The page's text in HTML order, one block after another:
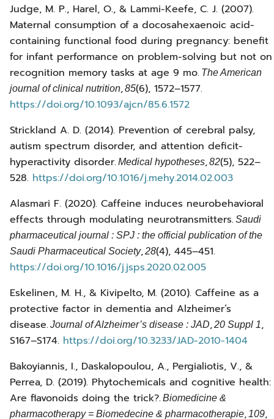
Judge, M. P., Harel, O., & Lammi-Keefe, C. J. (2007).
Maternal consumption of a docosahexaenoic acid-
containing functional food during pregnancy: benefit
for infant performance on problem-solving but not on
recognition memory tasks at age 9 mo. The American
journal of clinical nutrition,85(6), 1572–1577.
https://doi.org/10.1093/ajcn/85.6.1572
Strickland A. D. (2014). Prevention of cerebral palsy,
autism spectrum disorder, and attention deficit-
hyperactivity disorder.Medical hypotheses,82(5), 522–
528. https://doi.org/10.1016/j.mehy.2014.02.003
Alasmari F. (2020). Caffeine induces neurobehavioral
effects through modulating neurotransmitters.Saudi
pharmaceutical journal : SPJ : the official publication of the
Saudi Pharmaceutical Society,28(4), 445–451.
https://doi.org/10.1016/j.jsps.2020.02.005
Eskelinen, M. H., & Kivipelto, M. (2010). Caffeine as a
protective factor in dementia and Alzheimer’s
disease.Journal of Alzheimer’s disease : JAD,20 Suppl 1,
S167–S174. https://doi.org/10.3233/JAD-2010-1404
Bakoyiannis, I., Daskalopoulou, A., Pergialiotis, V., &
Perrea, D. (2019). Phytochemicals and cognitive health:
Are flavonoids doing the trick?.Biomedicine &
pharmacotherapy = Biomedecine & pharmacotherapie, 109,